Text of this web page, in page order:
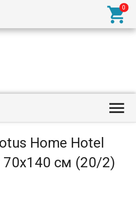


Home Hotel
70х140 см (20/2)